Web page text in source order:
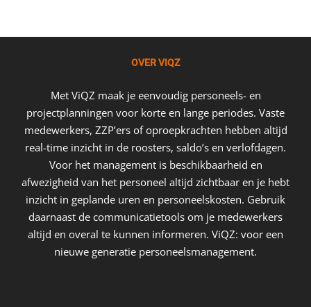
OVER VIQZ
Met ViQZ maak je eenvoudig personeels- en
projectplanningen voor korte en lange periodes. Vaste
medewerkers, ZZP’ers of oproepkrachten hebben altijd
real-time inzicht in de roosters, saldo’s en verlofdagen.
Voor het management is beschikbaarheid en
afwezigheid van het personeel altijd zichtbaar en je hebt
inzicht in geplande uren en personeelskosten. Gebruik
daarnaast de communicatietools om je medewerkers
altijd en overal te kunnen informeren. ViQZ: voor een
nieuwe generatie personeelsmanagement.